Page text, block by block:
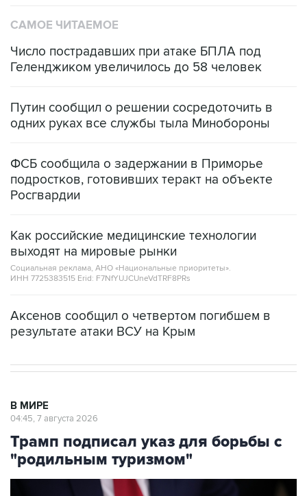
САМОЕ ЧИТАЕМОЕ
Число пострадавших при атаке БПЛА под
Геленджиком увеличилось до 58 человек
Путин сообщил о решении сосредоточить в
одних руках все службы тыла Минобороны
ФСБ сообщила о задержании в Приморье
подростков, готовивших теракт на объекте
Росгвардии
Как российские медицинские технологии
выходят на мировые рынки
Социальная реклама, АНО «Национальные приоритеты».
ИНН 7725383515 Erid: F7NfYUJCUneVdTRF8PRs
Аксенов сообщил о четвертом погибшем в
результате атаки ВСУ на Крым
В МИРЕ
04:45, 7 августа 2026
Трамп подписал указ для борьбы с
"родильным туризмом"